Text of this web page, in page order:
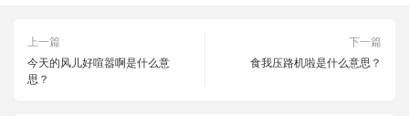
上一篇
今天的风儿好喧嚣啊是什么意
思？
下一篇
食我压路机啦是什么意思？